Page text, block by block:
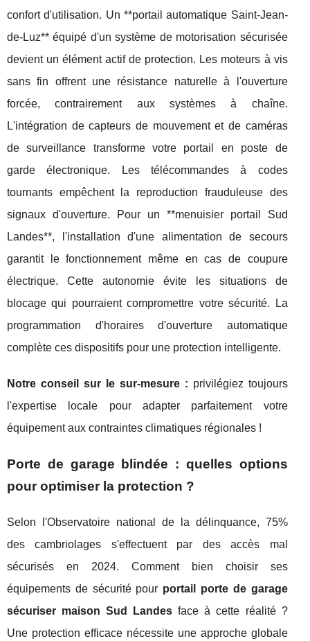
confort d'utilisation. Un **portail automatique Saint-Jean-
de-Luz** équipé d'un système de motorisation sécurisée
devient un élément actif de protection. Les moteurs à vis
sans fin offrent une résistance naturelle à l'ouverture
forcée, contrairement aux systèmes à chaîne.
L'intégration de capteurs de mouvement et de caméras
de surveillance transforme votre portail en poste de
garde électronique. Les télécommandes à codes
tournants empêchent la reproduction frauduleuse des
signaux d'ouverture. Pour un **menuisier portail Sud
Landes**, l'installation d'une alimentation de secours
garantit le fonctionnement même en cas de coupure
électrique. Cette autonomie évite les situations de
blocage qui pourraient compromettre votre sécurité. La
programmation d'horaires d'ouverture automatique
complète ces dispositifs pour une protection intelligente.
Notre conseil sur le sur-mesure : privilégiez toujours
l'expertise locale pour adapter parfaitement votre
équipement aux contraintes climatiques régionales !
Porte de garage blindée : quelles options
pour optimiser la protection ?
Selon l'Observatoire national de la délinquance, 75%
des cambriolages s'effectuent par des accès mal
sécurisés en 2024. Comment bien choisir ses
équipements de sécurité pour portail porte de garage
sécuriser maison Sud Landes face à cette réalité ?
Une protection efficace nécessite une approche globale